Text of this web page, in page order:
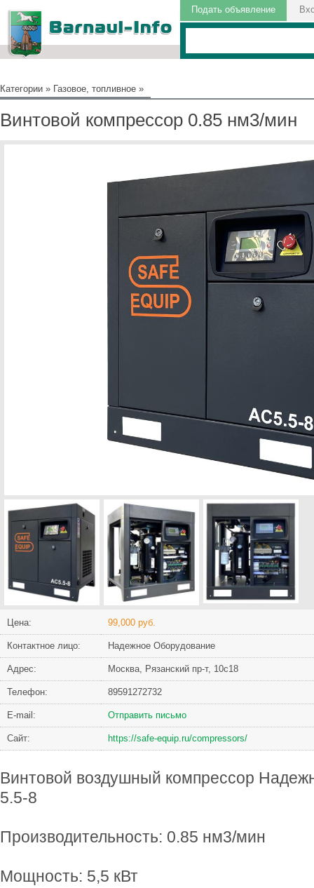
Подать объявление
Категории » Газовое, топливное »
Винтовой компрессор 0.85 нм3/мин
Цена: 99,000 руб.
Контактное лицо: Надежное Оборудование
Адрес: Москва, Рязанский пр-т, 10с18
Телефон: 89591272732
Е-mail: Отправить письмо
Сайт: https://safe-equip.ru/compressors/
Винтовой воздушный компрессор
5.5-8
Производительность: 0.85 нм3/мин
Мощность: 5,5 кВт